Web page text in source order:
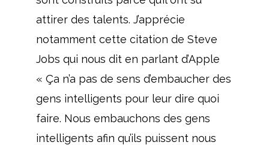
attirer des talents. J’apprécie
notamment cette citation de Steve
Jobs qui nous dit en parlant d’Apple
« Ça n’a pas de sens d’embaucher des
gens intelligents pour leur dire quoi
faire. Nous embauchons des gens
intelligents afin qu’ils puissent nous